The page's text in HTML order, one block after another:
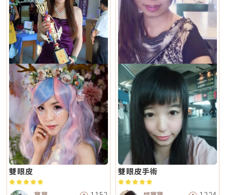
雙眼皮 雙眼皮手術